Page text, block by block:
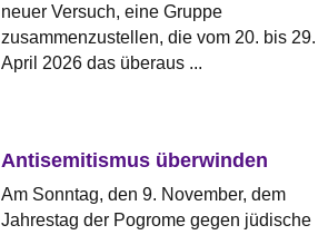
neuer Versuch, eine Gruppe
zusammenzustellen, die vom 20. bis 29.
April 2026 das überaus ...
Antisemitismus überwinden
Am Sonntag, den 9. November, dem
Jahrestag der Pogrome gegen jüdische